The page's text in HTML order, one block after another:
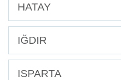
HATAY
IĞDIR
ISPARTA